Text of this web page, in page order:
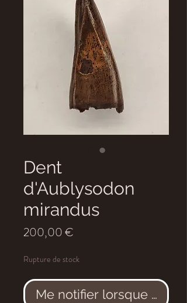
Dent
d'Aublysodon
mirandus
200,00 €
Rupture de stock
Me notifier lorsque cet